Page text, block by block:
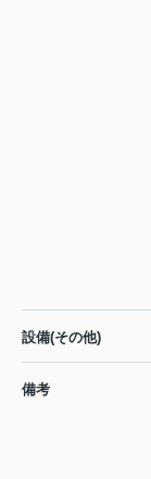
設備(その他)
備考